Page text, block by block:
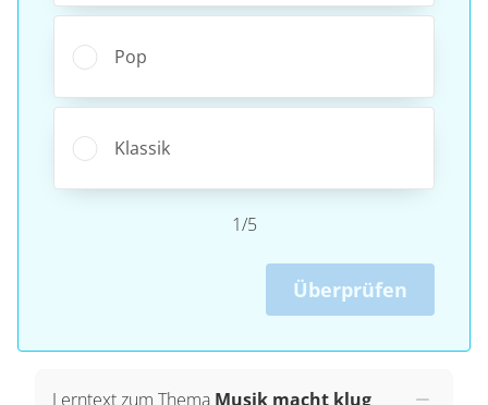
Pop
Klassik
1/5
Überprüfen
Lerntext zum Thema Musik macht klug